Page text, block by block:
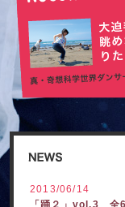
2013/06/14
「踊２」vol.3 全